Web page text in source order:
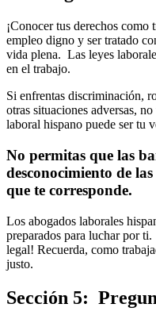
¡Conocer tus derechos
empleo digno y ser tratado
vida plena. Las leyes
en el trabajo.
Si enfrentas discriminación,
otras situaciones adversas,
laboral hispano puede ser tu
No permitas que las
desconocimiento de
que te corresponde.
Los abogados laborales
preparados para luchar por
legal! Recuerda, como
justo.
Sección 5: